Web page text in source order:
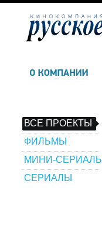
ВСЕ ПРОЕКТЫ
ФИЛЬМЫ
МИНИ-СЕРИАЛЫ
СЕРИАЛЫ